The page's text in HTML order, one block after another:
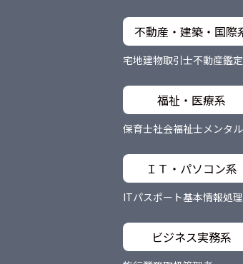
不動産・建築・国際
宅地建物取引士不動産鑑
福祉・医療系
保育士社会福祉士メンタ
ＩＴ・パソコン系
ITパスポート基本情報処
ビジネス実務系